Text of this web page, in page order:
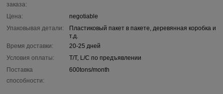
заказа:
Цена:
negotiable
Упаковывая детали:
Пластиковый пакет в пакете, деревянная коробка и
т.д.
Время доставки:
20-25 дней
Условия оплаты:
T/T, L/C по предъявлении
Поставка
способности:
600tons/month